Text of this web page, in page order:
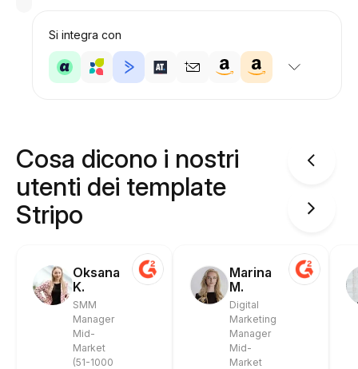
Si integra con
Cosa dicono i nostri
utenti dei template
Stripo
Oksana
K.
SMM
Manager
Mid-
Market
(51-1000
Marina
M.
Digital
Marketing
Manager
Mid-
Market